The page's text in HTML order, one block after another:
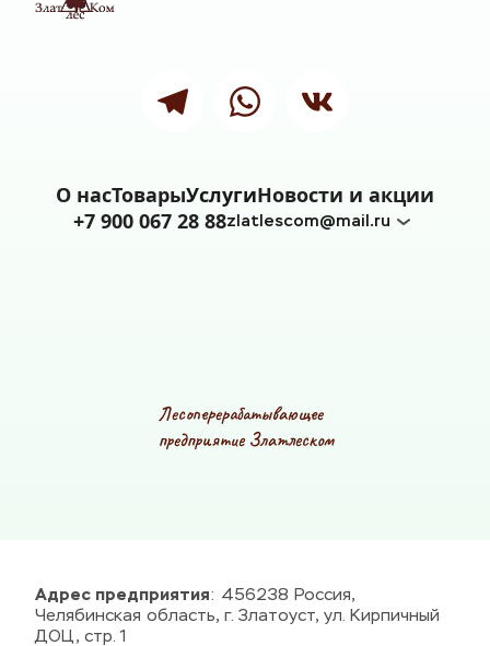
О насТоварыУслугиНовости и акции
+7 900 067 28 88zlatlescom@mail.ru
Лесоперерабатывающее
предприятие Златлеском
Адрес предприятия : 456238 Россия,
Челябинская область, г. Златоуст, ул. Кирпичный
ДОЦ, стр. 1